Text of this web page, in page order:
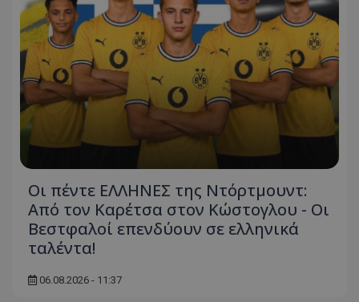
Οι πέντε ΕΛΛΗΝΕΣ της Ντόρτμουντ:
Από τον Καρέτσα στον Κώστογλου - Οι
Βεστφαλοί επενδύουν σε ελληνικά
ταλέντα!
06.08.2026 - 11:37